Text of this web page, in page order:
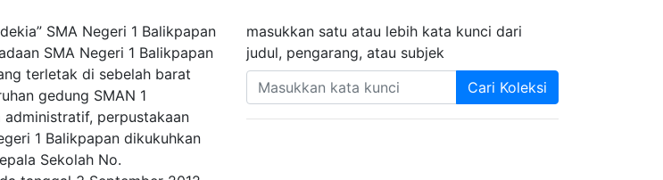
SMA Negeri 1 Balikpapan
SMA Negeri 1 Balikpapan
terletak di sebelah barat
gedung SMAN 1
administratif, perpustakaan
1 Balikpapan dikukuhkan
Sekolah No.
masukkan satu atau lebih kata kunci dari
judul, pengarang, atau subjek
Cari Koleksi